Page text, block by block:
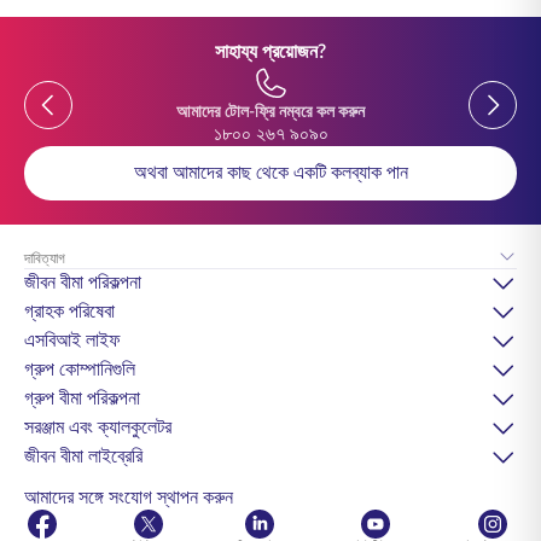
সাহায্য প্রয়োজন?
আমাদের টোল-ফ্রি নম্বরে কল করুন
১৮০০ ২৬৭ ৯০৯০
অথবা আমাদের কাছ থেকে একটি কলব্যাক পান
দাবিত্যাগ
জীবন বীমা পরিকল্পনা
গ্রাহক পরিষেবা
এসবিআই লাইফ
গ্রুপ কোম্পানিগুলি
গ্রুপ বীমা পরিকল্পনা
সরঞ্জাম এবং ক্যালকুলেটর
জীবন বীমা লাইব্রেরি
আমাদের সঙ্গে সংযোগ স্থাপন করুন